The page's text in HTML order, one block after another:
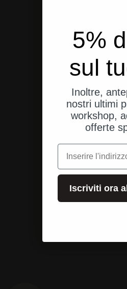
5%
sul
Inoltre,
nostri ultimi
workshop,
offerte
e-mail
Iscriviti ora